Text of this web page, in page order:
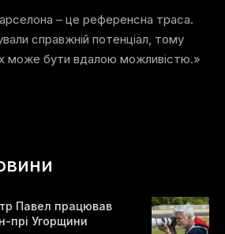
– це референсна траса.
справжній потенціал, тому
може бути вдалою можливістю.»
Павел працював
прі Угорщини